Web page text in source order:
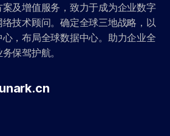
及增值服务，致力于成为企业数字
技术顾问。确定全球三地战略，以
，布局全球数据中心。助力企业全
保驾护航。